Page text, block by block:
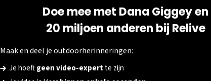
BEDRIJF
Over ons
Doe mee met Dana Giggey en
20 miljoen anderen bij Relive
Maak en deel je outdoorherinneringen:
Je hoeftgeen video-expertte zijn